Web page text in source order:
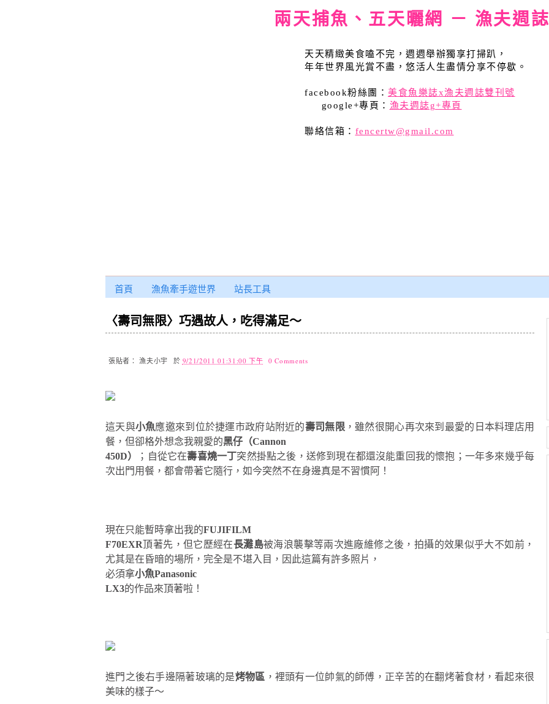
兩天捕魚、五天曬網 － 漁夫週誌
天天精緻美食嗑不完，週週舉辦獨享打掃趴，
年年世界風光賞不盡，悠活人生盡情分享不停歇。
facebook粉絲團： 美食魚樂誌x漁夫週誌雙刊號
google+專頁： 漁夫週誌g+專頁
聯絡信箱： fencertw@gmail.com
首頁 漁魚牽手遊世界 站長工具
〈壽司無限〉巧遇故人，吃得滿足～
張貼者：漁夫小宇 於 9/21/2011 01:31:00 下午 0 Comments
這天與小魚應邀來到位於捷運市政府站附近的壽司無限，雖然很開心再次來到最愛的日本料理店用
餐，但卻格外想念我親愛的黑仔（Cannon
450D）
；自從它在壽喜燒一丁突然掛點之後，送修到現在都還沒能重回我的懷抱；一年多來幾乎每
次出門用餐，都會帶著它隨行，如今突然不在身邊真是不習慣阿！
現在只能暫時拿出我的FUJIFILM
F70EXR頂著先，但它歷經在長灘島被海浪襲擊等兩次進廠維修之後，拍攝的效果似乎大不如前，
尤其是在昏暗的場所，完全是不堪入目，因此這篇有許多照片，
必須拿小魚Panasonic
LX3的作品來頂著啦！
進門之後右手邊隔著玻璃的是烤物區 ，裡頭有一位帥氣的師傅，正辛苦的在翻烤著食材，看起來很
美味的樣子～